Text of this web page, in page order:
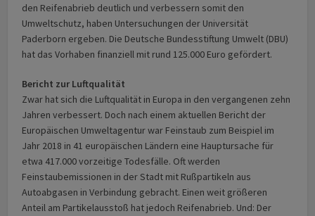
den Reifenabrieb deutlich und verbessern somit den
Umweltschutz, haben Untersuchungen der Universität
Paderborn ergeben. Die Deutsche Bundesstiftung Umwelt (DBU)
hat das Vorhaben finanziell mit rund 125.000 Euro gefördert.
Bericht zur Luftqualität
Zwar hat sich die Luftqualität in Europa in den vergangenen zehn
Jahren verbessert. Doch nach einem aktuellen Bericht der
Europäischen Umweltagentur war Feinstaub zum Beispiel im
Jahr 2018 in 41 europäischen Ländern eine Hauptursache für
etwa 417.000 vorzeitige Todesfälle. Oft werden
Feinstaubemissionen in der Stadt mit Rußpartikeln aus
Autoabgasen in Verbindung gebracht. Einen weit größeren
Anteil am Partikelausstoß hat jedoch Reifenabrieb. Und: Der